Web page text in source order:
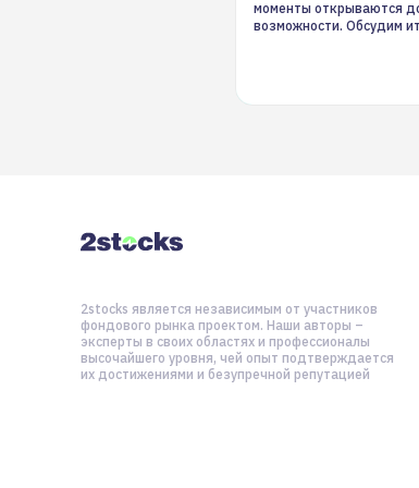
моменты открываются
возможности. Обсудим
2stocks является независимым от участников
фондового рынка проектом. Наши авторы –
эксперты в своих областях и профессионалы
высочайшего уровня, чей опыт подтверждается
их достижениями и безупречной репутацией